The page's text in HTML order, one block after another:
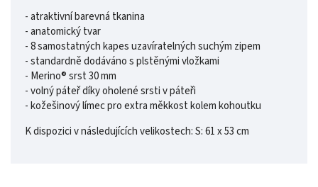
- atraktivní barevná tkanina
- anatomický tvar
- 8 samostatných kapes uzavíratelných suchým zipem
- standardně dodáváno s plstěnými vložkami
- Merino® srst 30 mm
- volný páteř díky oholené srsti v páteři
- kožešinový límec pro extra měkkost kolem kohoutku
K dispozici v následujících velikostech: S: 61 x 53 cm